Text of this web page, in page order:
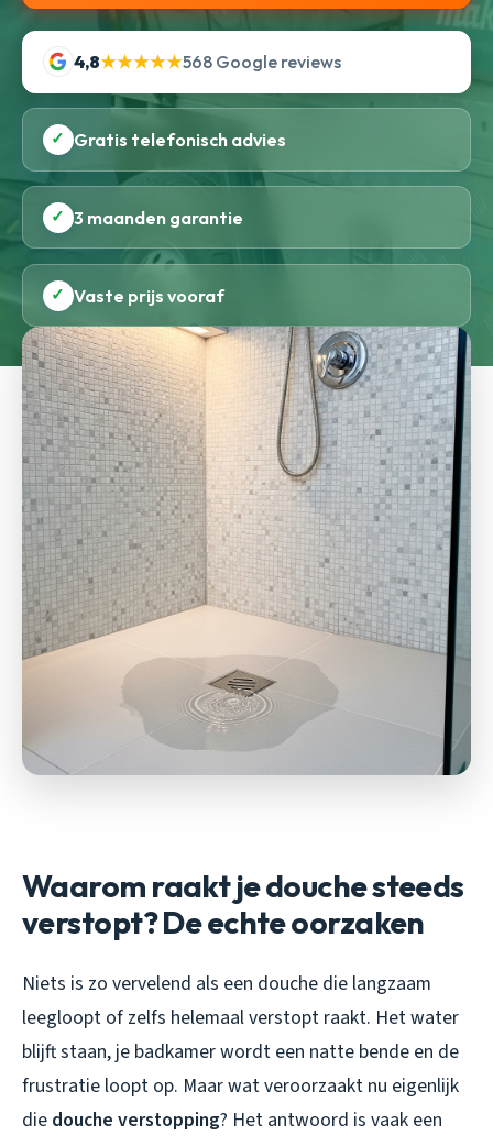
4,8★★★★★568 Google reviews
✓ Gratis telefonisch advies
✓ 3 maanden garantie
✓ Vaste prijs vooraf
Waarom raakt je douche steeds
verstopt? De echte oorzaken
Niets is zo vervelend als een douche die langzaam
leegloopt of zelfs helemaal verstopt raakt. Het water
blijft staan, je badkamer wordt een natte bende en de
frustratie loopt op. Maar wat veroorzaakt nu eigenlijk
die douche verstopping? Het antwoord is vaak een